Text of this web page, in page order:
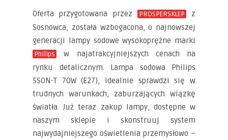
Oferta przygotowana przez PROSPERSKLEP z
Sosnowca, została wzbogacona, o najnowszej
generacji lampy sodowe wysokoprężne marki
Philips
w najatrakcyjniejszych cenach na
rynku detalicznym. Lampa sodowa Philips
5SON-T 70W (E27), idealnie sprawdzi się w
trudnych warunkach, zaburzających wiązkę
światła. Już teraz zakup lampy, dostępne w
naszym sklepie i skonstruuj system
najwydajniejszego oświetlenia przemysłowo –